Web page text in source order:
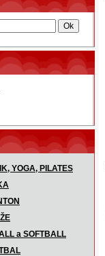
YOGA, PILATES
a SOFTBALL